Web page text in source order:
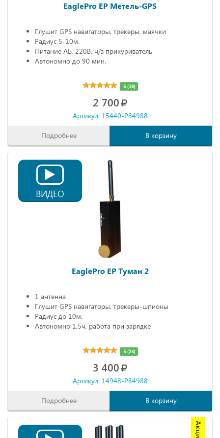
EaglePro EP Метель-GPS
Глушит GPS навигаторы, трекеры, маячки
Радиус 5-10м.
Питание АБ, 220В, ч/з прикуриватель
Автономно до 90 мин.
5 (19)
2 700
Артикул: 15440-P84988
Подробнее В корзину
ВИДЕО
EaglePro EP Туман 2
1 антенна
Глушит GPS навигаторы, трекеры-шпионы
Радиус до 10м.
Автономно 1,5ч, работа при зарядке
5 (23)
3 400
Артикул: 14948-P84988
Подробнее В корзину